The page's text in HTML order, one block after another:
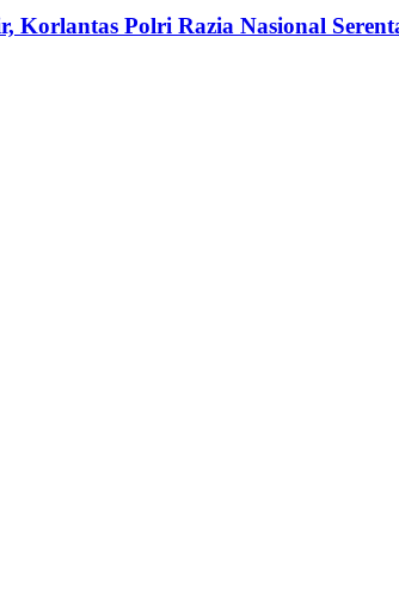
Korlantas Polri Razia Nasional